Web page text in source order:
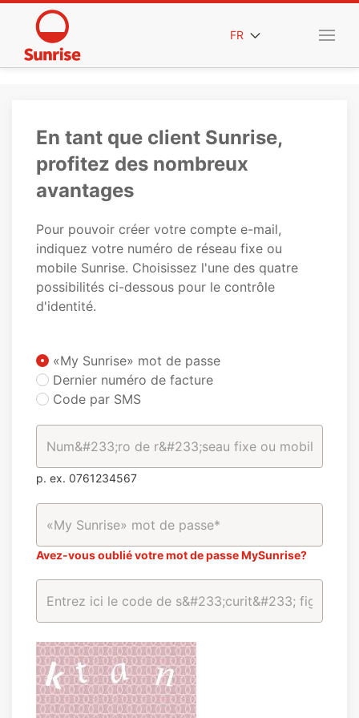
FR
En tant que client Sunrise,
profitez des nombreux
avantages
Pour pouvoir créer votre compte e-mail,
indiquez votre numéro de réseau fixe ou
mobile Sunrise. Choisissez l'une des quatre
possibilités ci-dessous pour le contrôle
d'identité.
«My Sunrise» mot de passe
Dernier numéro de facture
Code par SMS
p. ex. 0761234567
Avez-vous oublié votre mot de passe MySunrise?